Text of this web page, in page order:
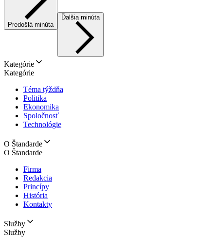
Predošlá minúta
Ďalšia minúta
Kategórie
Kategórie
Téma týždňa
Politika
Ekonomika
Spoločnosť
Technológie
O Štandarde
O Štandarde
Firma
Redakcia
Princípy
História
Kontakty
Služby
Služby